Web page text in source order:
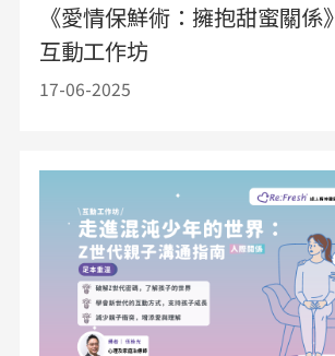
《愛情保鮮術：擁抱甜蜜關係》
互動工作坊
17-06-2025